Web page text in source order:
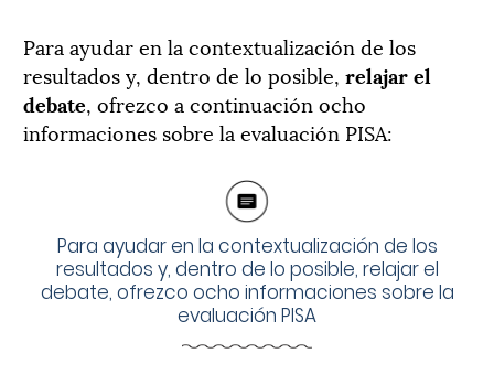
Para ayudar en la contextualización de los
resultados y, dentro de lo posible, relajar el
debate, ofrezco a continuación ocho
informaciones sobre la evaluación PISA:
Para ayudar en la contextualización de los
resultados y, dentro de lo posible, relajar el
debate, ofrezco ocho informaciones sobre la
evaluación PISA